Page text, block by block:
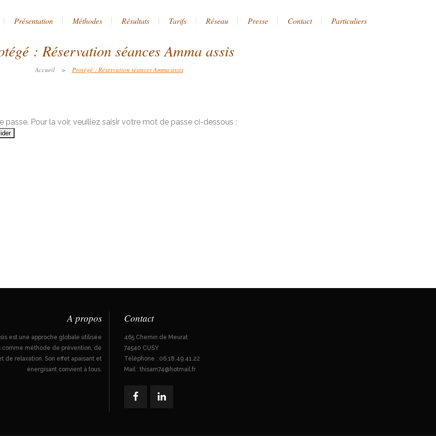
Présentation Méthodes Résultats Tarifs Réseau Presse Contact Particuliers
: Réservation séances Amma assis
Accueil > Protégé : Réservation séances Amma assis
Pour la voir, veuillez saisir votre mot de passe ci-dessous :
A propos
est une approche globale utilisée
comme méthode de prévention, de
de relaxation. Son effet apaisant et
énergisant convient à tous.
Contact
465 Chemin de Meurat
74540 CUSY
Téléphone : 06.18.49.41.22
Mail : thisam74@hotmail.fr